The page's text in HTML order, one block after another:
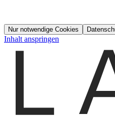
Nur notwendige Cookies
Inhalt anspringen